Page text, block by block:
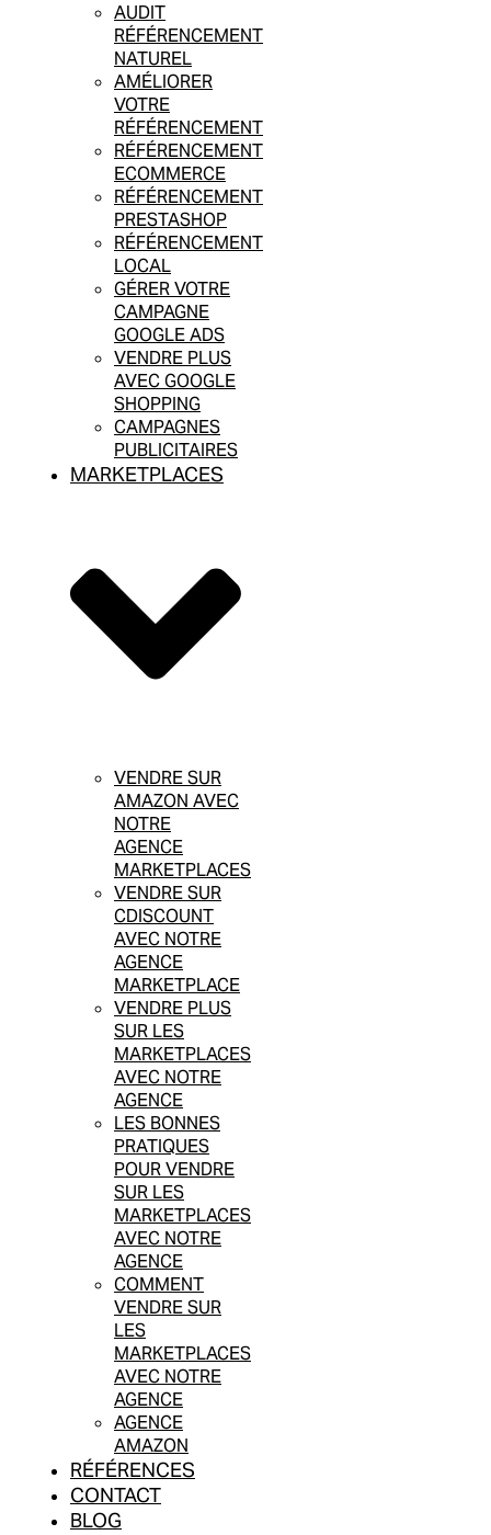
AUDIT
RÉFÉRENCEMENT
NATUREL
AMÉLIORER
VOTRE
RÉFÉRENCEMENT
RÉFÉRENCEMENT
ECOMMERCE
RÉFÉRENCEMENT
PRESTASHOP
RÉFÉRENCEMENT
LOCAL
GÉRER VOTRE
CAMPAGNE
GOOGLE ADS
VENDRE PLUS
AVEC GOOGLE
SHOPPING
CAMPAGNES
PUBLICITAIRES
MARKETPLACES
VENDRE SUR
AMAZON AVEC
NOTRE
AGENCE
MARKETPLACES
VENDRE SUR
CDISCOUNT
AVEC NOTRE
AGENCE
MARKETPLACE
VENDRE PLUS
SUR LES
MARKETPLACES
AVEC NOTRE
AGENCE
LES BONNES
PRATIQUES
POUR VENDRE
SUR LES
MARKETPLACES
AVEC NOTRE
AGENCE
COMMENT
VENDRE SUR
LES
MARKETPLACES
AVEC NOTRE
AGENCE
AGENCE
AMAZON
RÉFÉRENCES
CONTACT
BLOG